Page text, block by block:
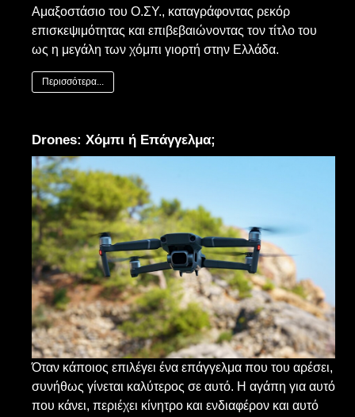
Αμαξοστάσιο του Ο.ΣΥ., καταγράφοντας ρεκόρ
επισκεψιμότητας και επιβεβαιώνοντας τον τίτλο του
ως η μεγάλη των χόμπι γιορτή στην Ελλάδα.
Περισσότερα...
Drones: Χόμπι ή Επάγγελμα;
Όταν κάποιος επιλέγει ένα επάγγελμα που του αρέσει,
συνήθως γίνεται καλύτερος σε αυτό. Η αγάπη για αυτό
που κάνει, περιέχει κίνητρο και ενδιαφέρον και αυτό